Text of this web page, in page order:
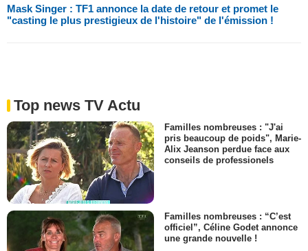
Mask Singer : TF1 annonce la date de retour et promet le
"casting le plus prestigieux de l'histoire" de l'émission !
Top news TV Actu
Familles nombreuses : "J'ai
pris beaucoup de poids", Marie-
Alix Jeanson perdue face aux
conseils de professionels
Familles nombreuses : “C’est
officiel”, Céline Godet annonce
une grande nouvelle !